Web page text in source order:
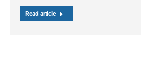
Read article